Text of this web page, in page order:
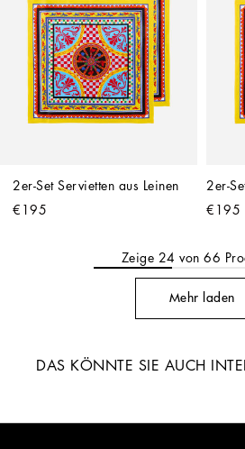
2er-Set Servietten aus Leinen
€195
2er-
€195
Zeige 24 von66
Mehr laden
DAS KÖNNTE SIE AUCH